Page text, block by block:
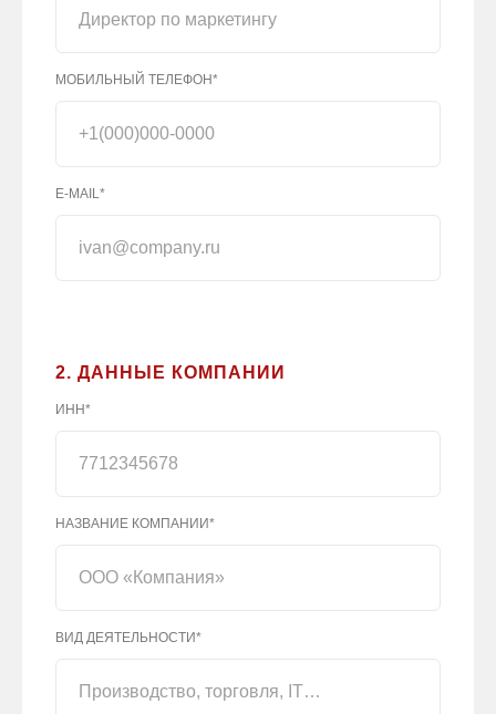
МОБИЛЬНЫЙ ТЕЛЕФОН*
E-MAIL*
2. ДАННЫЕ КОМПАНИИ
ИНН*
НАЗВАНИЕ КОМПАНИИ*
ВИД ДЕЯТЕЛЬНОСТИ*